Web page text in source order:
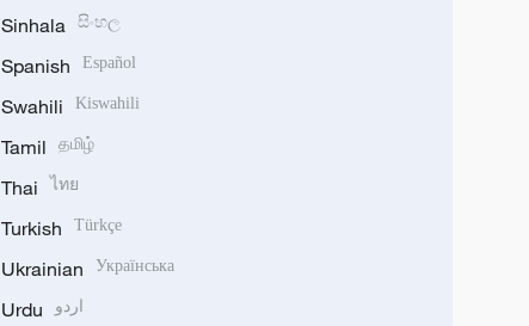
Sinhala සිංහල
Spanish Español
Swahili Kiswahili
Tamil தமிழ்
Thai ไทย
Turkish Türkçe
Ukrainian Українська
Urdu اردو